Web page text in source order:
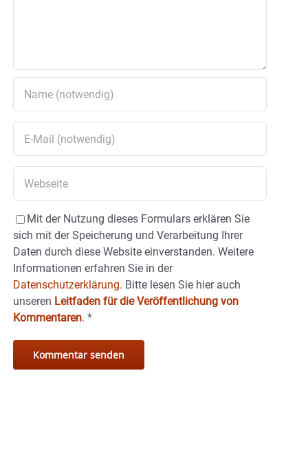
Mit der Nutzung dieses Formulars erklären Sie
sich mit der Speicherung und Verarbeitung Ihrer
Daten durch diese Website einverstanden. Weitere
Informationen erfahren Sie in der
Datenschutzerklärung. Bitte lesen Sie hier auch
unseren Leitfaden für die Veröffentlichung von
Kommentaren. *